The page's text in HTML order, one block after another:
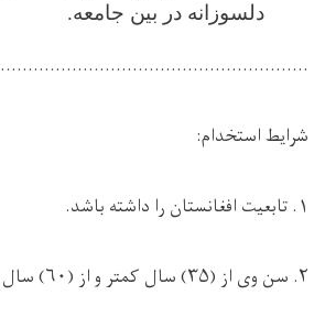
دلسوزانه در بین جامعه.
شرایط استخدام:
۱. تابعیت افغانستان را داشته باشد.
۲. سن وی از (۳۵) سال کمتر و از (۶۰) سال بیشتر نباشد.